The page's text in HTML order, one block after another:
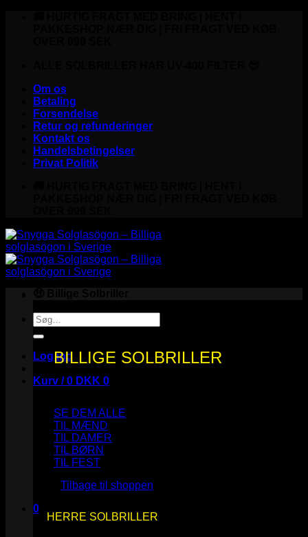
Om os
Betaling
Forsendelse
Retur og refunderinger
Kontakt os
Handelsbetingelser
Privat Politik
Søg
efter:
Log ind
Kurv /0 DKK 0
Ingen varer i kurven.
Tilbage til shoppen
0
Kurv
BILLIGE SOLBRILLER
SE DEM ALLE
TIL MÆND
TIL DAMER
TIL BØRN
TIL FEST
HERRE SOLBRILLER